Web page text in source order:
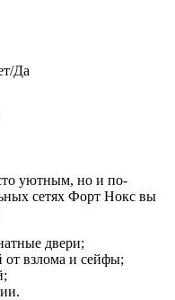
Да
уютным, но и по-
сетях Форт Нокс вы
двери;
от взлома и сейфы;